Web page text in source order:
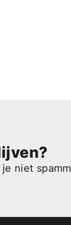
niet